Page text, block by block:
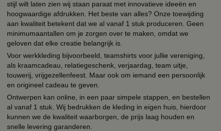
stijl wilt laten zien wij staan paraat met innovatieve ideeën en
hoogwaardige afdrukken. Het beste van alles? Onze toewijding
aan kwaliteit betekent dat we al vanaf 1 stuk produceren. Geen
minimumaantallen om je zorgen over te maken, omdat we
geloven dat elke creatie belangrijk is.
Voor werkkleding bijvoorbeeld, teamshirts voor jullie vereniging,
als kraamcadeau, relatiegeschenk, verjaardag, team uitje,
touwerij, vrijgezellenfeest. Maar ook om iemand een persoonlijk
en origineel cadeau te geven.
Ontwerpen kan online, in een paar simpele stappen, en bestellen
al vanaf 1 stuk. Wij bedrukken de kleding in eigen huis, hierdoor
kunnen we de kwaliteit waarborgen, de prijs laag houden en
snelle levering garanderen.